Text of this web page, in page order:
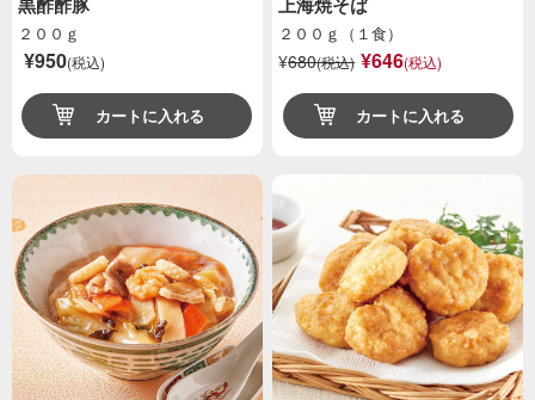
２００ｇ
¥950(税込)
カートに入れる
２００ｇ（１食）
¥680(税込) ¥646(税込)
カートに入れる